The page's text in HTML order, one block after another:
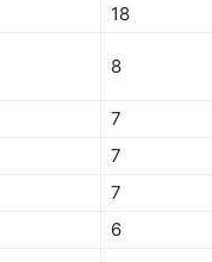
18
8
7
7
7
6